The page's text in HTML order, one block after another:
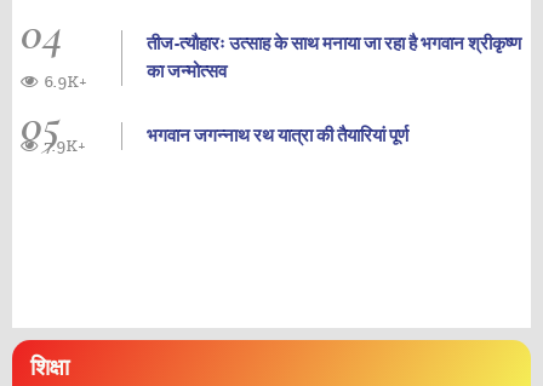
04
तीज-त्यौहारः उत्साह के साथ मनाया जा रहा है भगवान श्रीकृष्ण
का जन्‍मोत्‍सव
6.9K+
05 भगवान जगन्नाथ रथ यात्रा की तैयारियां पूर्ण
7.9K+
शिक्षा